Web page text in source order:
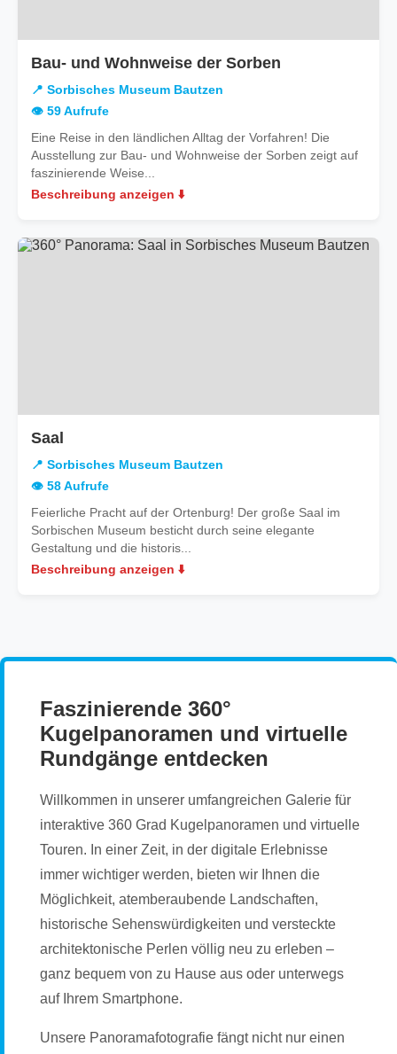
Bau- und Wohnweise der Sorben
📍 Sorbisches Museum Bautzen
👁️ 59 Aufrufe
Eine Reise in den ländlichen Alltag der Vorfahren! Die
Ausstellung zur Bau- und Wohnweise der Sorben zeigt auf
faszinierende Weise...
Beschreibung anzeigen ⬇️
Saal
Sorbisches
Bautzen
📍 Sorbisches Museum Bautzen
👁️ 58 Aufrufe
Feierliche Pracht auf der Ortenburg! Der große Saal im
Sorbischen Museum besticht durch seine elegante
Gestaltung und die historis...
Beschreibung anzeigen ⬇️
Faszinierende 360°
Kugelpanoramen und virtuelle
Rundgänge entdecken
Willkommen in unserer umfangreichen Galerie für
interaktive 360 Grad Kugelpanoramen und virtuelle
Touren. In einer Zeit, in der digitale Erlebnisse
immer wichtiger werden, bieten wir Ihnen die
Möglichkeit, atemberaubende Landschaften,
historische Sehenswürdigkeiten und versteckte
architektonische Perlen völlig neu zu erleben –
ganz bequem von zu Hause aus oder unterwegs
auf Ihrem Smartphone.
Unsere Panoramafotografie fängt nicht nur einen